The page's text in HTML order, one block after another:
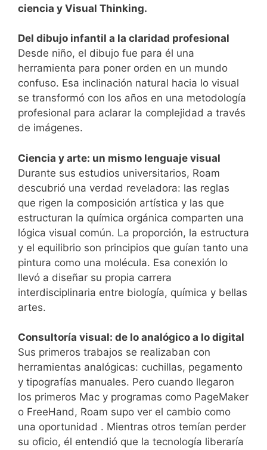
ciencia y Visual Thinking.
Del dibujo infantil a la claridad profesional
Desde niño, el dibujo fue para él una
herramienta para poner orden en un mundo
confuso. Esa inclinación natural hacia lo visual
se transformó con los años en una metodología
profesional para aclarar la complejidad a través
de imágenes.
Ciencia y arte: un mismo lenguaje visual
Durante sus estudios universitarios, Roam
descubrió una verdad reveladora: las reglas
que rigen la composición artística y las que
estructuran la química orgánica comparten una
lógica visual común. La proporción, la estructura
y el equilibrio son principios que guían tanto una
pintura como una molécula. Esa conexión lo
llevó a diseñar su propia carrera
interdisciplinaria entre biología, química y bellas
artes.
Consultoría visual: de lo analógico a lo digital
Sus primeros trabajos se realizaban con
herramientas analógicas: cuchillas, pegamento
y tipografías manuales. Pero cuando llegaron
los primeros Mac y programas como PageMaker
o FreeHand, Roam supo ver el cambio como
una oportunidad . Mientras otros temían perder
su oficio, él entendió que la tecnología liberaría